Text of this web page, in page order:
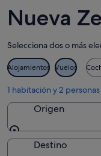
Manawatū-
Marlborough
Northland
Otago
Southland
Región de Tasman
Nueva
Selecciona dos o más
Alojamientos Vuelos
1 habitación y 2 personas
Origen
Origen
Destino